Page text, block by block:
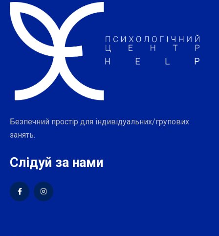
Безпечний простір для індивідуальних/групових
занять.
Слідуй за нами